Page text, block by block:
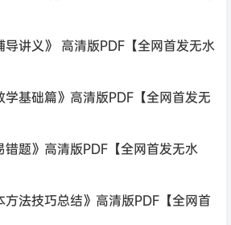
讲义》 高清版PDF【全网首发无水
基础篇》高清版PDF【全网首发无
题》高清版PDF【全网首发无水
法技巧总结》高清版PDF【全网首